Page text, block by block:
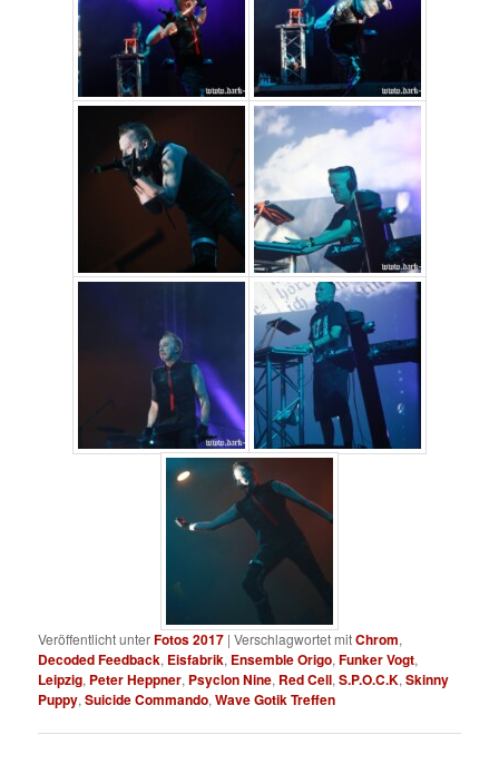
Veröffentlicht unterFotos 2017 |Verschlagwortet mitChrom,
Decoded Feedback, Eisfabrik, Ensemble Origo,Funker Vogt,
Leipzig, Peter Heppner, Psyclon Nine, Red Cell,S.P.O.C.K,Skinny
Puppy,Suicide Commando,Wave Gotik Treffen